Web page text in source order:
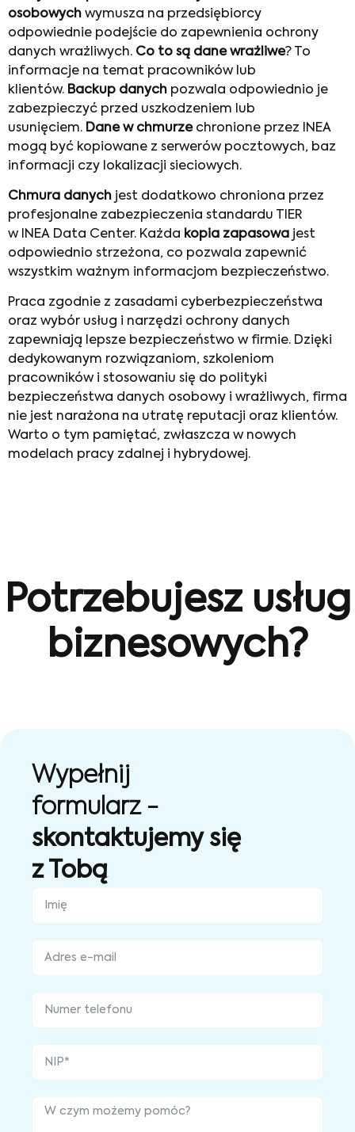
osobowych wymusza na przedsiębiorcy
odpowiednie podejście do zapewnienia ochrony
danych wrażliwych. Co to są dane wrażliwe? To
informacje na temat pracowników lub
klientów. Backup danych pozwala odpowiednio je
zabezpieczyć przed uszkodzeniem lub
usunięciem. Dane w chmurzechronione przez INEA
mogą być kopiowane z serwerów pocztowych, baz
informacji czy lokalizacji sieciowych.
Chmura danych jest dodatkowo chroniona przez
profesjonalne zabezpieczenia standardu TIER
w INEA Data Center. Każda kopia zapasowa jest
odpowiednio strzeżona, co pozwala zapewnić
wszystkim ważnym informacjom bezpieczeństwo.
Praca zgodnie z zasadami cyberbezpieczeństwa
oraz wybór usług i narzędzi ochrony danych
zapewniają lepsze bezpieczeństwo w firmie. Dzięki
dedykowanym rozwiązaniom, szkoleniom
pracowników i stosowaniu się do polityki
bezpieczeństwa danych osobowy i wrażliwych, firma
nie jest narażona na utratę reputacji oraz klientów.
Warto o tym pamiętać, zwłaszcza w nowych
modelach pracy zdalnej i hybrydowej.
Potrzebujesz usług
biznesowych?
Wypełnij
formularz -
skontaktujemy się
z Tobą